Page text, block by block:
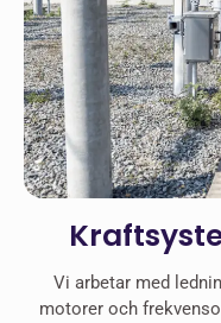
Vi arbetar med
motorer och